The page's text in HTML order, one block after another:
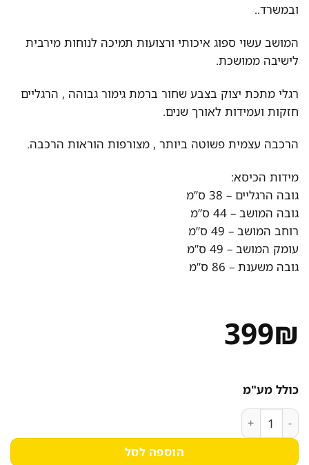
ובמשרד..
המושב עשוי ספוג איכותי ורצועות תמיכה לנוחות מירבית
לישיבה ממושכת.
רגלי מתכת יצוק בצבע שחור ברמת גימור גבוהה , הרגליים
חזקות ועמידות לאורך שנים.
הרכבה עצמית פשוטה ביותר , מצורפות הוראות הרכבה.
מידות הכיסא:
גובה הרגליים – 38 ס”מ
גובה המושב – 44 ס”מ
רוחב המושב – 49 ס”מ
עומק המושב – 49 ס”מ
גובה משענת – 86 ס”מ
399₪
כולל מע"מ
כמות של כיסא מפואר לפינת אוכל מרופד קטיפה דגם ונוס שחור
הוספה לסל